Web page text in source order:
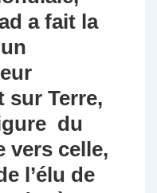
a fait la
sur Terre,
du
vers celle,
l’élu de